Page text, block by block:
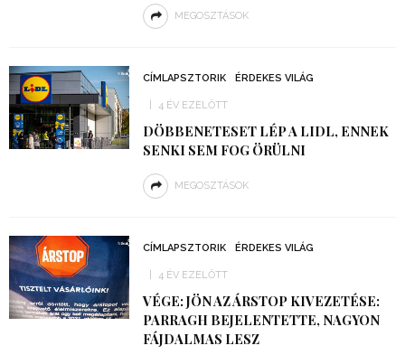
MEGOSZTÁSOK
CÍMLAPSZTORIK ÉRDEKES VILÁG
4 ÉV EZELŐTT
DÖBBENETESET LÉP A LIDL, ENNEK
SENKI SEM FOG ÖRÜLNI
MEGOSZTÁSOK
CÍMLAPSZTORIK ÉRDEKES VILÁG
4 ÉV EZELŐTT
VÉGE: JÖN AZ ÁRSTOP KIVEZETÉSE:
PARRAGH BEJELENTETTE, NAGYON
FÁJDALMAS LESZ